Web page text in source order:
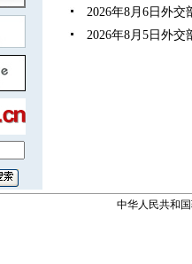
2026年8月6日外
2026年8月5日外
中华人民共和